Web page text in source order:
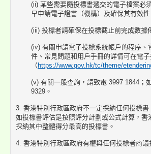
(ii) 某些需要隨投標書遞交的電子檔案必
早申請電子證書（機構）及確保其有效
(iii) 投標者請確保在投標截止前完成數據
(iv) 有關申請電子投標系統帳戶的程序、
件、常見問題和用戶手冊的詳情可在電
（ https://www.gov.hk/tc/theme/
(v) 有關一般查詢，請致電 3997 1844；
9329。
3. 香港特別行政區政府不一定採納任何投標
如投標書評估是按照評分計劃或公式計算，香
採納其中整體得分最高的投標書。
4. 香港特別行政區政府有權與任何投標者商